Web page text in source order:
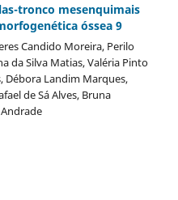
tronco mesenquimais
óssea 9
Candido Moreira, Perilo
da Silva Matias, Valéria Pinto
Débora Landim Marques,
de Sá Alves, Bruna